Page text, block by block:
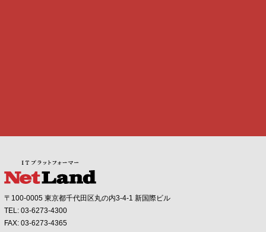
〒100-0005 東京都千代田区丸の内3-4-1 新国際ビル
TEL: 03-6273-4300
FAX: 03-6273-4365